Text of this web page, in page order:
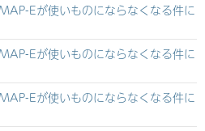
Eが使いものにならなくなる件に
Eが使いものにならなくなる件に
Eが使いものにならなくなる件に